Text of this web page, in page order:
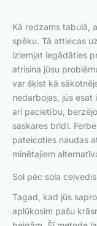
Kā redzams tabulā,
spēku. Tā attiecas
izlemjat iegādāties
atrisina jūsu
var šķist kā
nedarbojas, jūs esat
arī pacietību,
saskares brīdī.
pateicoties naudas
minētajiem
Sol pēc sola
Tagad, kad jūs
aplūkosim pašu